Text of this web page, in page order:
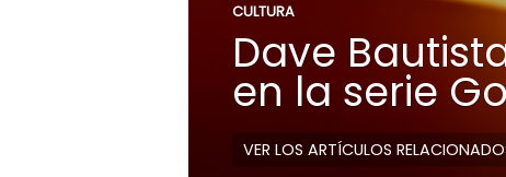
CULTURA
Dave
en la serie
VER LOS ARTÍCULOS